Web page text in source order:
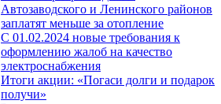
Автозаводского и Ленинского районов
заплатят меньше за отопление
С 01.02.2024 новые требования к
оформлению жалоб на качество
электроснабжения
Итоги акции: «Погаси долги и подарок
получи»